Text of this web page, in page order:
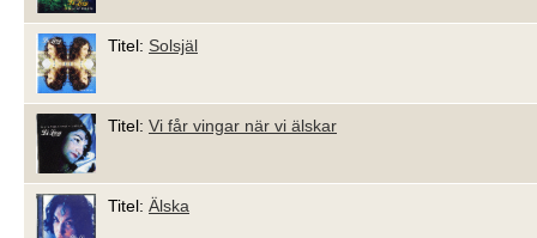
Titel: Solsjäl
Titel: Vi får vingar när vi älskar
Titel: Älska